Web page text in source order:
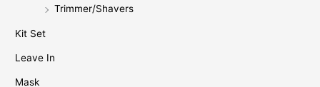
Trimmer/Shavers
Kit Set
Leave In
Mask